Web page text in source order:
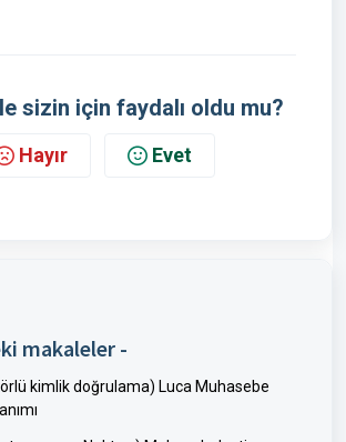
sizin için faydalı oldu mu?
Hayır Evet
makaleler -
kimlik doğrulama) Luca Muhasebe